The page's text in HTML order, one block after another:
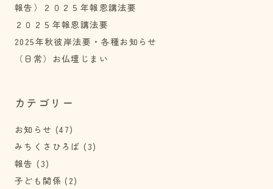
報告）２０２５年報恩講法要
２０２５年報恩講法要
2025年秋彼岸法要・各種お知らせ
（日常）お仏壇じまい
カテゴリー
お知らせ (47)
みちくさひろば (3)
報告 (3)
子ども関係 (2)